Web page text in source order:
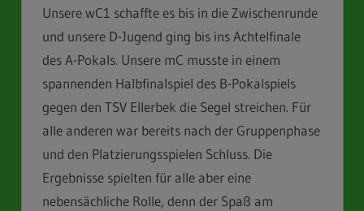
Unsere wC1 schaffte es bis in die Zwischenrunde
und unsere D-Jugend ging bis ins Achtelfinale
des A-Pokals. Unsere mC musste in einem
spannenden Halbfinalspiel des B-Pokalspiels
gegen den TSV Ellerbek die Segel streichen. Für
alle anderen war bereits nach der Gruppenphase
und den Platzierungsspielen Schluss. Die
Ergebnisse spielten für alle aber eine
nebensächliche Rolle, denn der Spaß am